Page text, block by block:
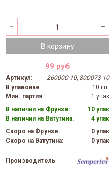
В корзину
99 руб
Артикул:
260000-10, 800073-10
В упаковке:
10 шт.
Мин. партия:
1 упак
В наличии на Фрунзе:
10 упак
В наличии на Ватутина:
4 упак
Скоро на Фрунзе:
0 упак
Скоро на Ватутина:
0 упак
Производитель: